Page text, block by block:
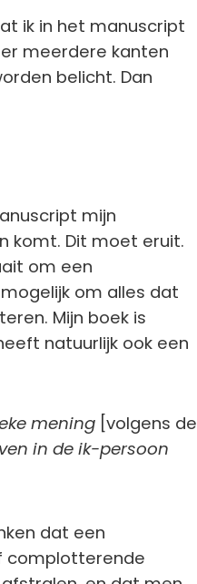
ik in het manuscript
meerdere kanten
belicht. Dan
mijn
komt. Dit moet eruit.
om een
om alles dat
Mijn boek is
natuurlijk ook een
mening [volgens de
in de ik-persoon
dat een
complotterende